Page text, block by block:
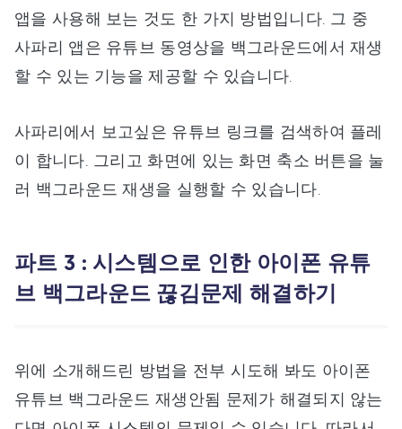
앱을 사용해 보는 것도 한 가지 방법입니다. 그 중
사파리 앱은 유튜브 동영상을 백그라운드에서 재생
할 수 있는 기능을 제공할 수 있습니다.
사파리에서 보고싶은 유튜브 링크를 검색하여 플레
이 합니다. 그리고 화면에 있는 화면 축소 버튼을 눌
러 백그라운드 재생을 실행할 수 있습니다.
파트 3 : 시스템으로 인한 아이폰 유튜
브 백그라운드 끊김문제 해결하기
위에 소개해드린 방법을 전부 시도해 봐도 아이폰
유튜브 백그라운드 재생안됨 문제가 해결되지 않는